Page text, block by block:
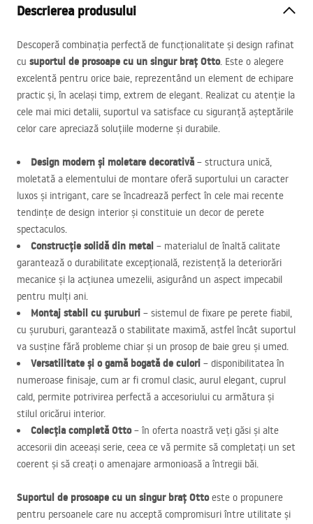
Descrierea produsului
Descoperă combinația perfectă de funcționalitate și design rafinat
cu suportul de prosoape cu un singur braț Otto. Este o alegere
excelentă pentru orice baie, reprezentând un element de echipare
practic și, în același timp, extrem de elegant. Realizat cu atenție la
cele mai mici detalii, suportul va satisface cu siguranță așteptările
celor care apreciază soluțiile moderne și durabile.
Design modern și moletare decorativă – structura unică,
moletată a elementului de montare oferă suportului un caracter
luxos și intrigant, care se încadrează perfect în cele mai recente
tendințe de design interior și constituie un decor de perete
spectaculos.
Construcție solidă din metal – materialul de înaltă calitate
garantează o durabilitate excepțională, rezistență la deteriorări
mecanice și la acțiunea umezelii, asigurând un aspect impecabil
pentru mulți ani.
Montaj stabil cu șuruburi – sistemul de fixare pe perete fiabil,
cu șuruburi, garantează o stabilitate maximă, astfel încât suportul
va susține fără probleme chiar și un prosop de baie greu și umed.
Versatilitate și o gamă bogată de culori – disponibilitatea în
numeroase finisaje, cum ar fi cromul clasic, aurul elegant, cuprul
cald, permite potrivirea perfectă a accesoriului cu armătura și
stilul oricărui interior.
Colecția completă Otto– în oferta noastră veți găsi și alte
accesorii din aceeași serie, ceea ce vă permite să completați un set
coerent și să creați o amenajare armonioasă a întregii băi.
Suportul de prosoape cu un singur braț Ottoeste o propunere
pentru persoanele care nu acceptă compromisuri între utilitate și